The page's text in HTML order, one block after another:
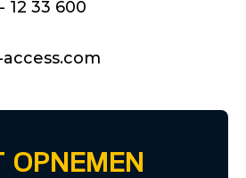
12 33 600
OPNEMEN